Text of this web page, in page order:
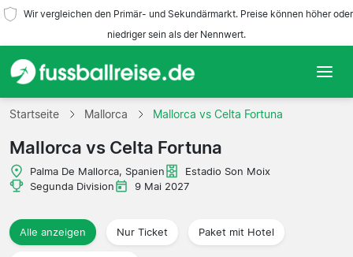
Wir vergleichen den Primär- und Sekundärmarkt. Preise können höher oder
niedriger sein als der Nennwert.
Startseite
Mannschaften
Ligen
Reisebüros
Startseite Mallorca Mallorca vs Celta Fortuna
Mallorca vs Celta Fortuna
Palma De Mallorca, Spanien
Estadio Son Moix
Segunda Division
9 Mai 2027
Alle anzeigen Nur Ticket Paket mit Hotel